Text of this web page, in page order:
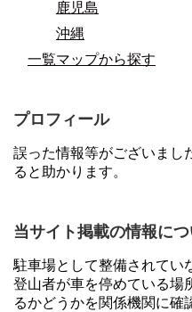
鹿児島
沖縄
一覧マップから探す
プロフィール
誤った情報等がございまし
ると助かります。
当サイト掲載の情報に
駐車場として整備されてい
登山者が車を停めている場
るかどうかを関係機関に確